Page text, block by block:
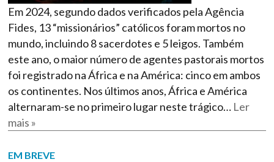
Em 2024, segundo dados verificados pela Agência
Fides, 13 “missionários” católicos foram mortos no
mundo, incluindo 8 sacerdotes e 5 leigos. Também
este ano, o maior número de agentes pastorais mortos
foi registrado na África e na América: cinco em ambos
os continentes. Nos últimos anos, África e América
alternaram-se no primeiro lugar neste trágico… Ler
mais »
EM BREVE